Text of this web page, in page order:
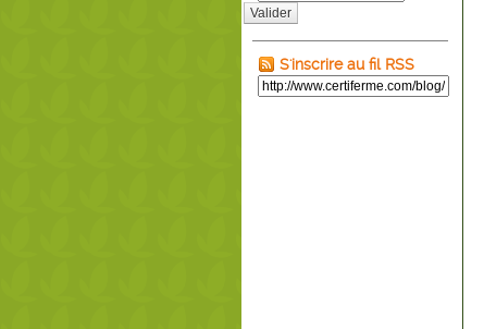
Valider
S'inscrire au fil RSS